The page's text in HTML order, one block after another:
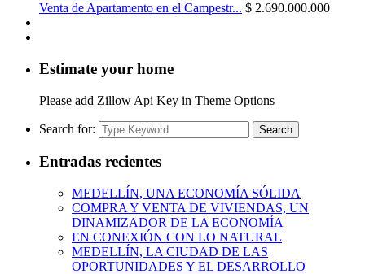
Venta de Apartamento en el Campestr... $ 2.690.000.000
Estimate your home
Please add Zillow Api Key in Theme Options
Search for: Search
Entradas recientes
MEDELLÍN, UNA ECONOMÍA SÓLIDA
COMPRA Y VENTA DE VIVIENDAS, UN
DINAMIZADOR DE LA ECONOMÍA
EN CONEXIÓN CON LO NATURAL
MEDELLÍN, LA CIUDAD DE LAS
OPORTUNIDADES Y EL DESARROLLO